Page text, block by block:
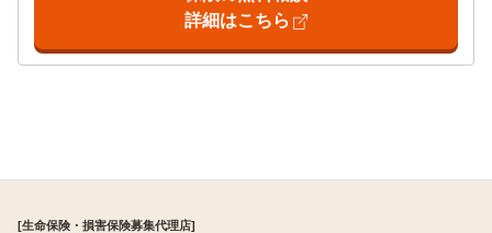
詳細はこちら
[生命保険・損害保険募集代理店]